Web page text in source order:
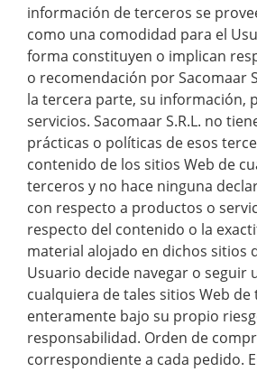
información de terceros se
como una comodidad para el
forma constituyen o implican
o recomendación por Sacomaar
la tercera parte, su información,
servicios. Sacomaar S.R.L. no
prácticas o políticas de esos
contenido de los sitios Web de
terceros y no hace ninguna
con respecto a productos o
respecto del contenido o la
material alojado en dichos sitios
Usuario decide navegar o seguir
cualquiera de tales sitios Web
enteramente bajo su propio
responsabilidad. Orden de
correspondiente a cada pedido.